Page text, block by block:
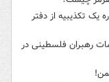
یک تکذیبیه از دفتر
رهبران فلسطینی در